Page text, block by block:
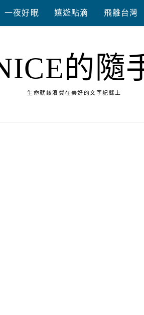
一夜好眠 嬉遊點滴 飛離台灣
的隨
生命就該浪費在美好的文字記錄上